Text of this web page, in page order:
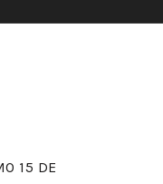
15 DE